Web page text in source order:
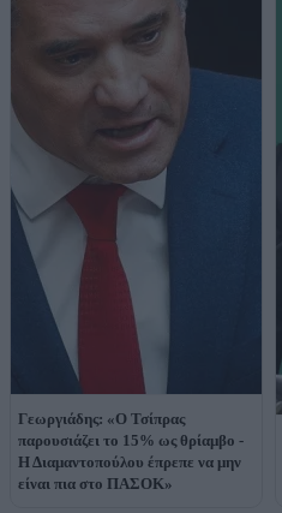
Γεωργιάδης: «Ο Τσίπρας
παρουσιάζει το 15% ως θρίαμβο -
Η Διαμαντοπούλου έπρεπε να μην
είναι πια στο ΠΑΣΟΚ»